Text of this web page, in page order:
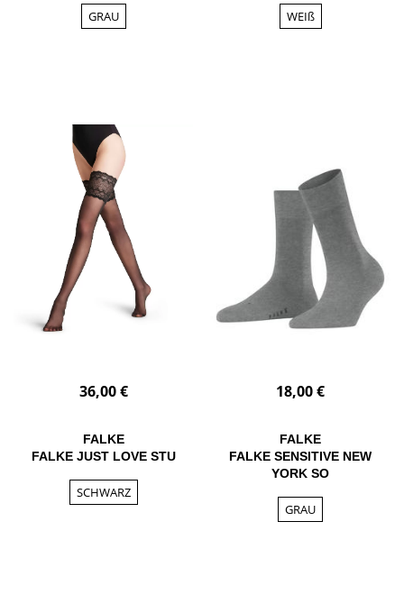
GRAU WEIß
36,00 €
FALKE
FALKE JUST LOVE STU
SCHWARZ
18,00 €
FALKE
FALKE SENSITIVE NEW
YORK SO
GRAU